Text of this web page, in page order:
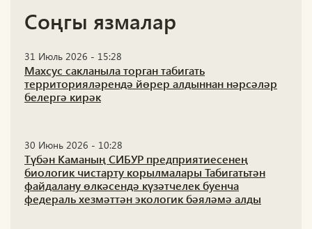
Соңгы язмалар
31 Июль 2026 - 15:28
Махсус сакланыла торган табигать
территорияләрендә йөрер алдыннан нәрсәләр
белергә кирәк
30 Июнь 2026 - 10:28
Түбән Каманың СИБУР предприятиесенең
биологик чистарту корылмалары Табигатьтән
файдалану өлкәсендә күзәтчелек буенча
федераль хезмәттән экологик бәяләмә алды